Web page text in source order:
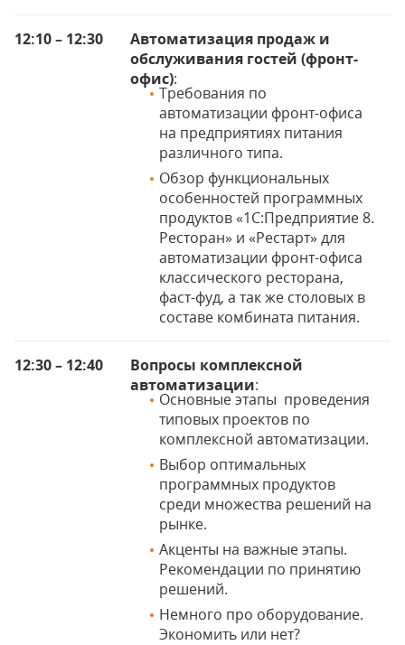
12:10 – 12:30
Автоматизация продаж и
обслуживания гостей (фронт-
офис):
Требования по
автоматизации фронт-офиса
на предприятиях питания
различного типа.
Обзор функциональных
особенностей программных
продуктов «1С:Предприятие 8.
Ресторан» и «Рестарт» для
автоматизации фронт-офиса
классического ресторана,
фаст-фуд, а так же столовых в
составе комбината питания.
12:30 – 12:40
Вопросы комплексной
автоматизации:
Основные этапы проведения
типовых проектов по
комплексной автоматизации.
Выбор оптимальных
программных продуктов
среди множества решений на
рынке.
Акценты на важные этапы.
Рекомендации по принятию
решений.
Немного про оборудование.
Экономить или нет?